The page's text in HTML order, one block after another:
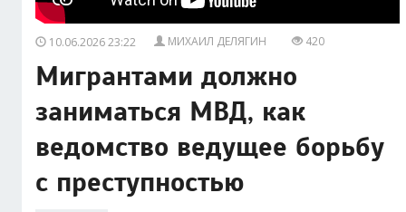
10.06.2026 23:22 МИХАИЛ ДЕЛЯГИН 420
Мигрантами должно
заниматься МВД, как
ведомство ведущее борьбу
с преступностью